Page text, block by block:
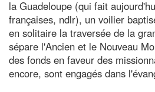
la Guadeloupe (qui fait
françaises, ndlr), un voilier
en solitaire la traversée de la
sépare l'Ancien et le Nouveau
des fonds en faveur des
encore, sont engagés dans